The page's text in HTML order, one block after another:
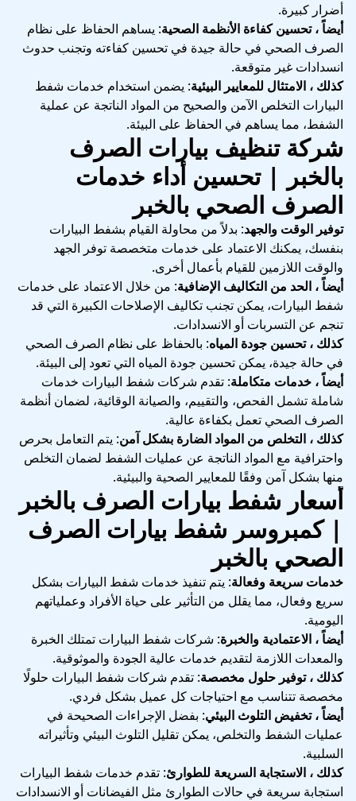
أضرار كبيرة.
أيضاً ، تحسين كفاءة الأنظمة الصحية: يساهم الحفاظ على نظام
الصرف الصحي في حالة جيدة في تحسين كفاءته وتجنب حدوث
انسدادات غير متوقعة.
كذلك ، الامتثال للمعايير البيئية: يضمن استخدام خدمات شفط
البيارات التخلص الآمن والصحيح من المواد الناتجة عن عملية
الشفط، مما يساهم في الحفاظ على البيئة.
شركة تنظيف بيارات الصرف
بالخبر | تحسين أداء خدمات
الصرف الصحي بالخبر
توفير الوقت والجهد: بدلاً من محاولة القيام بشفط البيارات
بنفسك، يمكنك الاعتماد على خدمات متخصصة توفر الجهد
والوقت اللازمين للقيام بأعمال أخرى.
أيضاً ، الحد من التكاليف الإضافية: من خلال الاعتماد على خدمات
شفط البيارات، يمكن تجنب تكاليف الإصلاحات الكبيرة التي قد
تنجم عن التسربات أو الانسدادات.
كذلك ، تحسين جودة المياه: بالحفاظ على نظام الصرف الصحي
في حالة جيدة، يمكن تحسين جودة المياه التي تعود إلى البيئة.
أيضاً ، خدمات متكاملة: تقدم شركات شفط البيارات خدمات
شاملة تشمل الفحص، والتقييم، والصيانة الوقائية، لضمان أنظمة
الصرف الصحي تعمل بكفاءة عالية.
كذلك ، التخلص من المواد الضارة بشكل آمن: يتم التعامل بحرص
واحترافية مع المواد الناتجة عن عمليات الشفط لضمان التخلص
منها بشكل آمن وفقًا للمعايير الصحية والبيئية.
أسعار شفط بيارات الصرف بالخبر
| كمبروسر شفط بيارات الصرف
الصحي بالخبر
خدمات سريعة وفعالة: يتم تنفيذ خدمات شفط البيارات بشكل
سريع وفعال، مما يقلل من التأثير على حياة الأفراد وعملياتهم
اليومية.
أيضاً ، الاعتمادية والخبرة: شركات شفط البيارات تمتلك الخبرة
والمعدات اللازمة لتقديم خدمات عالية الجودة والموثوقية.
كذلك ، توفير حلول مخصصة: تقدم شركات شفط البيارات حلولًا
مخصصة تتناسب مع احتياجات كل عميل بشكل فردي.
أيضاً ، تخفيض التلوث البيئي: بفضل الإجراءات الصحيحة في
عمليات الشفط والتخلص، يمكن تقليل التلوث البيئي وتأثيراته
السلبية.
كذلك ، الاستجابة السريعة للطوارئ: تقدم خدمات شفط البيارات
استجابة سريعة في حالات الطوارئ مثل الفيضانات أو الانسدادات